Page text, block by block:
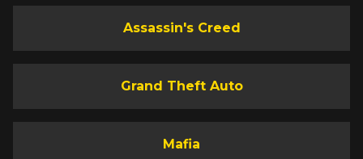
Assassin's Creed
Grand Theft Auto
Mafia